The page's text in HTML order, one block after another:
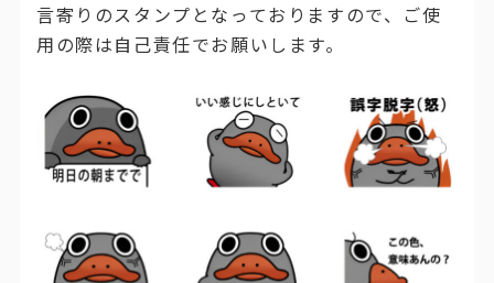
言寄りのスタンプとなっておりますので、ご使
用の際は自己責任でお願いします。